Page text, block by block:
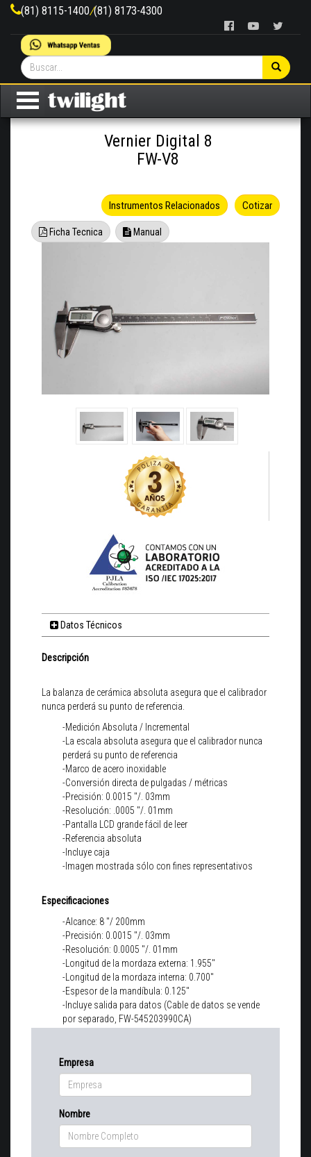
(81) 8115-1400/(81) 8173-4300
Vernier Digital 8
FW-V8
Cotizar
Instrumentos Relacionados
Ficha Tecnica Manual
Datos Técnicos
Descripción
La balanza de cerámica absoluta asegura que el calibrador
nunca perderá su punto de referencia.
-Medición Absoluta / Incremental
-La escala absoluta asegura que el calibrador nunca
perderá su punto de referencia
-Marco de acero inoxidable
-Conversión directa de pulgadas / métricas
-Precisión: 0.0015 "/. 03mm
-Resolución: .0005 "/. 01mm
-Pantalla LCD grande fácil de leer
-Referencia absoluta
-Incluye caja
-Imagen mostrada sólo con fines representativos
Especificaciones
-Alcance: 8 "/ 200mm
-Precisión: 0.0015 "/. 03mm
-Resolución: 0.0005 "/. 01mm
-Longitud de la mordaza externa: 1.955"
-Longitud de la mordaza interna: 0.700"
-Espesor de la mandíbula: 0.125"
-Incluye salida para datos (Cable de datos se vende
por separado, FW-545203990CA)
Empresa
Nombre